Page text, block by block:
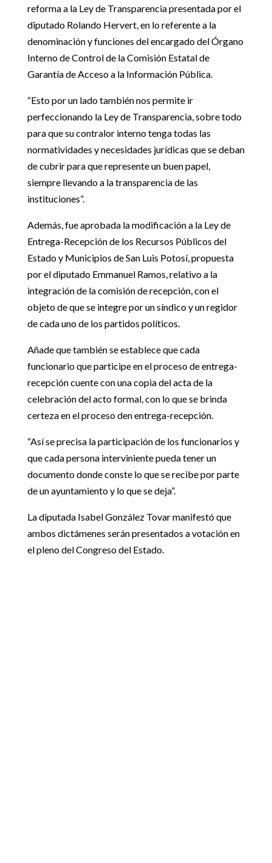
reforma a la Ley de Transparencia presentada por el
diputado Rolando Hervert, en lo referente a la
denominación y funciones del encargado del Órgano
Interno de Control de la Comisión Estatal de
Garantía de Acceso a la Información Pública.
“Esto por un lado también nos permite ir
perfeccionando la Ley de Transparencia, sobre todo
para que su contralor interno tenga todas las
normatividades y necesidades jurídicas que se deban
de cubrir para que represente un buen papel,
siempre llevando a la transparencia de las
instituciones”.
Además, fue aprobada la modificación a la Ley de
Entrega-Recepción de los Recursos Públicos del
Estado y Municipios de San Luis Potosí, propuesta
por el diputado Emmanuel Ramos, relativo a la
integración de la comisión de recepción, con el
objeto de que se integre por un síndico y un regidor
de cada uno de los partidos políticos.
Añade que también se establece que cada
funcionario que participe en el proceso de entrega-
recepción cuente con una copia del acta de la
celebración del acto formal, con lo que se brinda
certeza en el proceso den entrega-recepción.
“Así se precisa la participación de los funcionarios y
que cada persona interviniente pueda tener un
documento donde conste lo que se recibe por parte
de un ayuntamiento y lo que se deja”.
La diputada Isabel González Tovar manifestó que
ambos dictámenes serán presentados a votación en
el pleno del Congreso del Estado.